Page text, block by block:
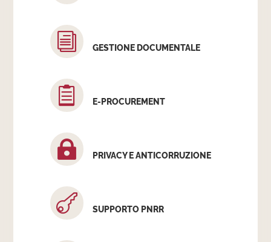
i GESTIONE DOCUMENTALE
 E-PROCUREMENT
 PRIVACY E ANTICORRUZIONE
 SUPPORTO PNRR